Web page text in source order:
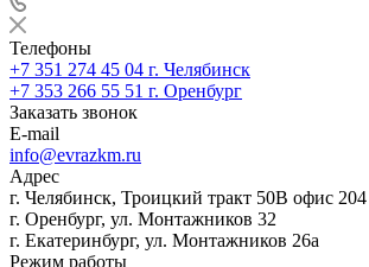
Телефоны
+7 351 274 45 04 г. Челябинск
+7 353 266 55 51 г. Оренбург
Заказать звонок
E-mail
info@evrazkm.ru
Адрес
г. Челябинск, Троицкий тракт 50В офис 204
г. Оренбург, ул. Монтажников 32
г. Екатеринбург, ул. Монтажников 26а
Режим работы